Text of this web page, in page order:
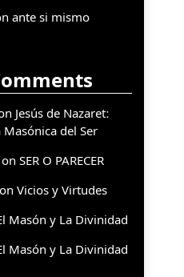
ante si mismo
Jesús de Nazaret:
del Ser
SER O PARECER
Vicios y Virtudes
Masón y La Divinidad
Masón y La Divinidad